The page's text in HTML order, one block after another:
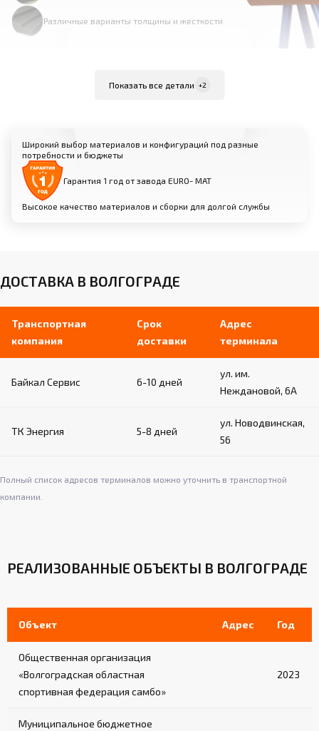
Различные варианты толщины и жесткости
сцепления и безопасности спортсменов
Различные цветовые решения и фактуры
на выбор
Показать все детали +2
Широкий выбор материалов и конфигураций под разные
потребности и бюджеты
Гарантия 1 год от завода EURO- МАТ
Высокое качество материалов и сборки для долгой службы
ДОСТАВКА В ВОЛГОГРАДЕ
Транспортная
компания
Срок
доставки
Адрес
терминала
Байкал Сервис 6-10 дней
ул. им.
Неждановой, 6А
ТК Энергия 5-8 дней
ул. Новодвинская,
56
Полный список адресов терминалов можно уточнить в транспортной
компании.
РЕАЛИЗОВАННЫЕ ОБЪЕКТЫ В ВОЛГОГРАДЕ
Объект Адрес Год
Общественная организация
«Волгоградская областная
спортивная федерация самбо»
2023
Муниципальное бюджетное